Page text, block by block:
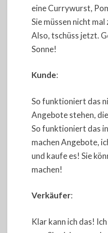
eine Currywurst,
Sie müssen nicht
Also, tschüss jetzt.
Sonne!
Kunde:
So funktioniert das
Angebote stehen,
So funktioniert das
machen Angebote,
und kaufe es! Sie
machen!
Verkäufer:
Klar kann ich das!